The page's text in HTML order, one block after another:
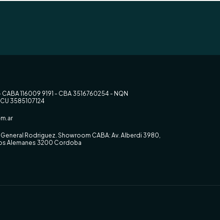
116009 9191 - CBA 3516760254 - NQN
3585107124
Rodriguez. Showroom CABA: Av. Alberdi 3980,
Alemanes 3200 Cordoba